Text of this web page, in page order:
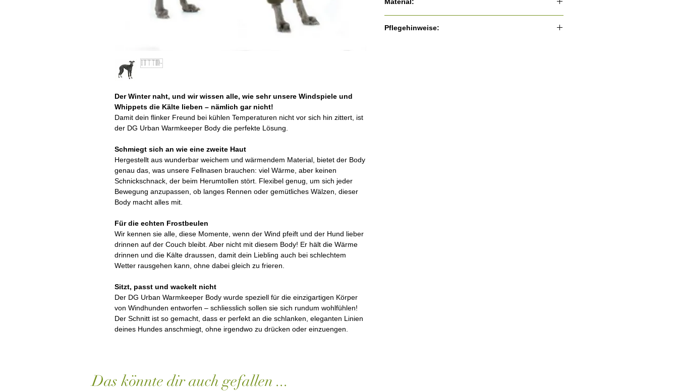
Der Winter naht, und wir wissen alle, wie sehr unsere Windspiele und
Whippets die Kälte lieben – nämlich gar nicht!
Damit dein flinker Freund bei kühlen Temperaturen nicht vor sich hin zittert, ist
der DG Urban Warmkeeper Body die perfekte Lösung.
Schmiegt sich an wie eine zweite Haut
Hergestellt aus wunderbar weichem und wärmendem Material, bietet der Body
genau das, was unsere Fellnasen brauchen: viel Wärme, aber keinen
Schnickschnack, der beim Herumtollen stört. Flexibel genug, um sich jeder
Bewegung anzupassen, ob langes Rennen oder gemütliches Wälzen, dieser
Body macht alles mit.
Für die echten Frostbeulen
Wir kennen sie alle, diese Momente, wenn der Wind pfeift und der Hund lieber
drinnen auf der Couch bleibt. Aber nicht mit diesem Body! Er hält die Wärme
drinnen und die Kälte draussen, damit dein Liebling auch bei schlechtem
Wetter rausgehen kann, ohne dabei gleich zu frieren.
Sitzt, passt und wackelt nicht
Der DG Urban Warmkeeper Body wurde speziell für die einzigartigen Körper
von Windhunden entworfen – schliesslich sollen sie sich rundum wohlfühlen!
Der Schnitt ist so gemacht, dass er perfekt an die schlanken, eleganten Linien
deines Hundes anschmiegt, ohne irgendwo zu drücken oder einzuengen.
31% Polyester (PES)
Pflegehinweise:
Das könnte dir auch gefallen ...